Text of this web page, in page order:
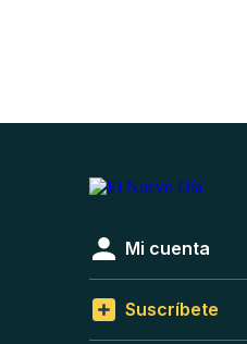
Mi cuenta
Suscríbete